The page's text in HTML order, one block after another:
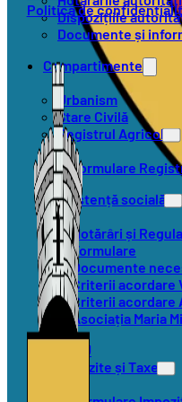
Dispozițiile
Documente și
Compartimente
Urbanism
Stare Civilă
Registrul Agricol
Formulare
Asistență socială
Hotărâri și
Formulare
Documente
Criterii acordare
Criterii acordare
Asociația Maria
SVSU
Impozite și Taxe
Politica de